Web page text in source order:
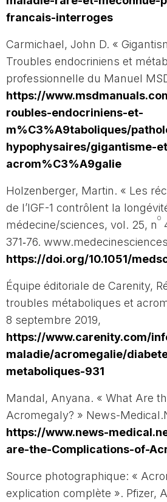
francais-interroges
Carmichael, John D. «
Troubles endocriniens et
professionnelle du Manuel
https://
roubles-endocriniens-et-
m%C3%A9taboliques/
hypophysaires/gigantisme-
acrom%C3%A9galie
Holzenberger, Martin. « Les
de l’IGF-1 contrôlent la
médecine/sciences, vol. 25, n
o
371‑76.
https://doi.org/10.1051/
Équipe éditoriale de Carenity,
troubles métaboliques et
8 septembre 2019,
https://www.carenity.com/
maladie/acromegalie/
metaboliques-931
Mandal, Anyana. « What Are
Acromegaly? » News-
https://www.news-
are-the-Complications-of-
Source photographique: «
explication complète ». Pfizer,